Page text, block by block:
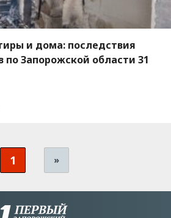
и дома: последствия
по Запорожской области 31
1 »